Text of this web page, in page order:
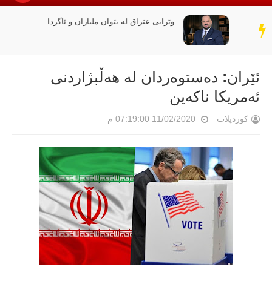
سەر
دێڕ
وێرانی عێراق لە نێوان ملیاران و ئاگردا
ئێران: دەستوەردان لە هەڵبژاردنی
ئەمریکا ناکەین
کوردپلات 11/02/2020 07:19:00 م